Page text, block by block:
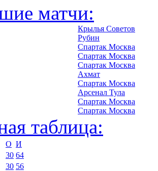
матчи:
Крылья Советов
Рубин
Спартак Москва
Спартак Москва
Спартак Москва
Ахмат
Спартак Москва
Арсенал Тула
Спартак Москва
Спартак Москва
таблица:
О И
30 64
30 56